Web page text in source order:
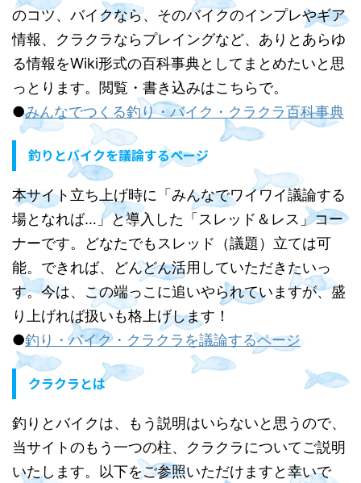
のコツ、バイクなら、そのバイクのインプレやギア
情報、クラクラならプレイングなど、ありとあらゆ
る情報をWiki形式の百科事典としてまとめたいと思
っとります。閲覧・書き込みはこちらで。
●みんなでつくる釣り・バイク・クラクラ百科事典
釣りとバイクを議論するページ
本サイト立ち上げ時に「みんなでワイワイ議論する
場となれば…」と導入した「スレッド＆レス」コー
ナーです。どなたでもスレッド（議題）立ては可
能。できれば、どんどん活用していただきたいっ
す。今は、この端っこに追いやられていますが、盛
り上げれば扱いも格上げします！
●釣り・バイク・クラクラを議論するページ
クラクラとは
釣りとバイクは、もう説明はいらないと思うので、
当サイトのもう一つの柱、クラクラについてご説明
いたします。以下をご参照いただけますと幸いで